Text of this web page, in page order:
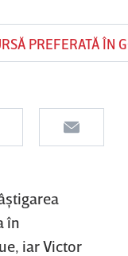
PREFERATĂ ÎN
în
iar Victor